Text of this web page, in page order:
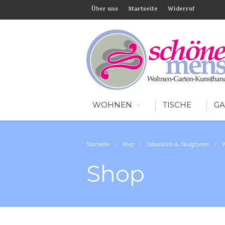
Über uns Startseite Widerruf
WOHNEN TISCHE
Startseite / Shop / Dekoration & Skulpturen /
Shop